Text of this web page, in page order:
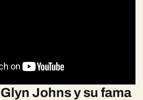
Johns y su fama